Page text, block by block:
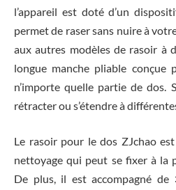
l’appareil est doté d’un
permet de raser sans nuire à
aux autres modèles de rasoir à
longue manche pliable conçue
n’importe quelle partie de dos.
rétracter ou s’étendre à
Le rasoir pour le dos ZJchao
nettoyage qui peut se fixer à la
De plus, il est accompagné de